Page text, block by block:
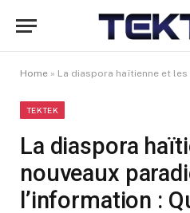
Home » La diaspora haïtienne et les nouveaux paradigmes de
TEKTEK
La diaspora
nouveaux
l’information :